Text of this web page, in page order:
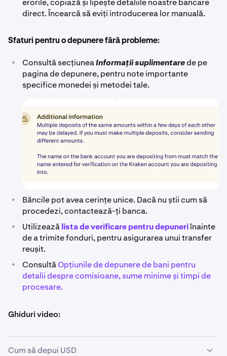
direct. Încearcă să eviți introducerea lor manuală.
Sfaturi pentru o depunere fără probleme:
• Consultă secțiuneaInformații suplimentarede pe
pagina de depunere, pentru note importante
specifice monedei și metodei tale.
•
Băncile pot avea cerințe unice. Dacă nu știi cum să
procedezi, contactează-ți banca.
• Utilizeazălista de verificare pentru depuneriînainte
de a trimite fonduri, pentru asigurarea unui transfer
reușit.
• ConsultăOpțiunile de depunere de bani pentru
detalii despre comisioane, sume minime și timpi de
procesare.
Ghiduri video:
Cum să depui USD